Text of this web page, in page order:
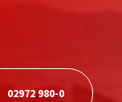
02972 980-0